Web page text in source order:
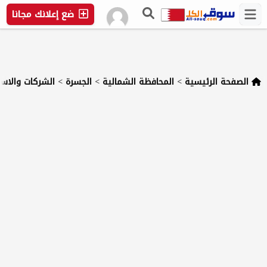
ضع إعلانك مجانا
الصفحة الرئيسية > المحافظة الشمالية > الجسرة > الشركات